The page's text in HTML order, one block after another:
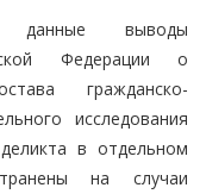
данные выводы
Федерации о
гражданско-
исследования
в отдельном
на случаи